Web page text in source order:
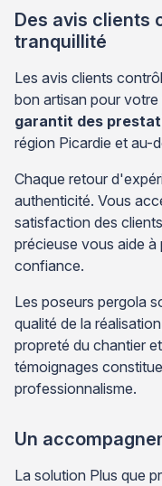
Des avis clients
tranquillité
Les avis clients
bon artisan pour votre
garantit des
région Picardie et au-
Chaque retour
authenticité. Vous
satisfaction des
précieuse vous aide
confiance.
Les poseurs pergola
qualité de la
propreté du chantier
témoignages
professionnalisme.
Un
La solution Plus que